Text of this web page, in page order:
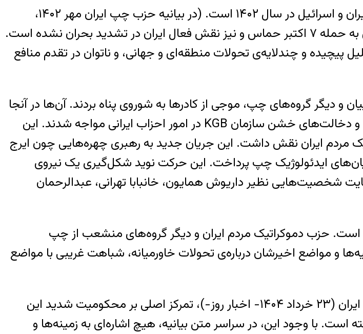
در سال ۱۴۰۲ است.
(در بیانیه حزب چپ ایران مهر۱۴۰۲،
حملات اسرائیل محکوم شده، اما هیچ اشاره‌ای به حمله ۷ اکتبر حماس و نیز نقش فعال ایران در تشدید بحران نشده است.
و چند‌لایه‌ی تحولات منطقه‌ای و جهانی، و ناتوان در تقدم منافع
فداییان و دیگر گروه‌های چپ، موجی از کادرها به شوروی پناه بردند. آن‌ها در آنجا
برای نخستین بار با واقعیت‌های فساد، ناکارآمدی، ناسیونالیسم روسی و دخالت‌های خشن سازمان KGB در امور احزاب ایرانی مواجه شدند. این
مردم ایران نقش داشت. این جریان جدید به رهبری چهره‌هایی چون ایرج
ایدئولوژیک چپ پرداخت. این حرکت نوید شکل‌گیری یک نیروی
شخصیت‌هایی نظیر داریوش همایون، خانبابا تهرانی، عبدالرحمان
حزب دموکراتیک مردم ایران و دیگر گروه‌های منشعب از چپ
و مواضع اخیرشان درباره‌ی تحولات خاورمیانه، شباهت غریبی با مواضع
(۲۳ خرداد ۱۴۰۴- اخبار روز-)
، تمرکز اصلی بر محکومیت شدید این
است. با وجود این، در سراسر متن بیانیه، هیچ اشاره‌ای به زمینه‌ها و